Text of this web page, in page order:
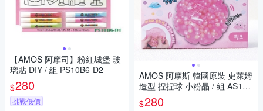
【AMOS 阿摩司】粉紅城堡 玻
璃貼 DIY / 組 PS10B6-D2
$280
挑戰低價
AMOS 阿摩斯 韓國原裝 史萊姆
造型 捏捏球 小粉晶 / 組 AS120
P1-PK
$280